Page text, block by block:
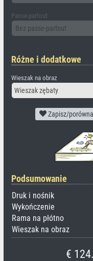
Passe-partout
Bez passe-partout
Różne i dodatkowe
Wieszak na obraz
Wieszak zębaty
Zapisz/
Podsumowanie
Druk i nośnik
Wykończenie
Rama na płótno
Wieszak na obraz
€